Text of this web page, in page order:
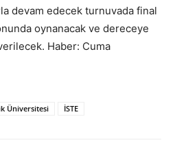
devam edecek turnuvada final
oynanacak ve dereceye
Haber: Cuma
Üniversitesi İSTE